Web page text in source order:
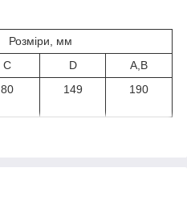
Розміри, мм
C D
A,В
80 149 190